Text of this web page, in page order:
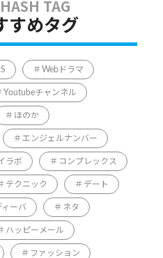
すめタグ
Webドラマ
Youtubeチャンネル
ほのか
エンジェルナンバー
ラボ コンプレックス
テクニック デート
ィーバ ネタ
ハッピーメール
ファッション